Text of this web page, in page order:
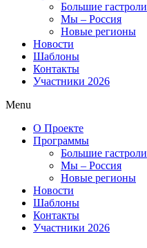
Большие гастроли
Мы – Россия
Новые регионы
Новости
Шаблоны
Контакты
Участники 2026
Menu
О Проекте
Программы
Большие гастроли
Мы – Россия
Новые регионы
Новости
Шаблоны
Контакты
Участники 2026